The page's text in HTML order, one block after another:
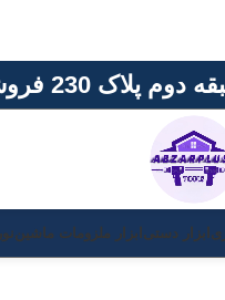
ابزار پلاس
ابزار دستی ابزار ملزومات ماشین